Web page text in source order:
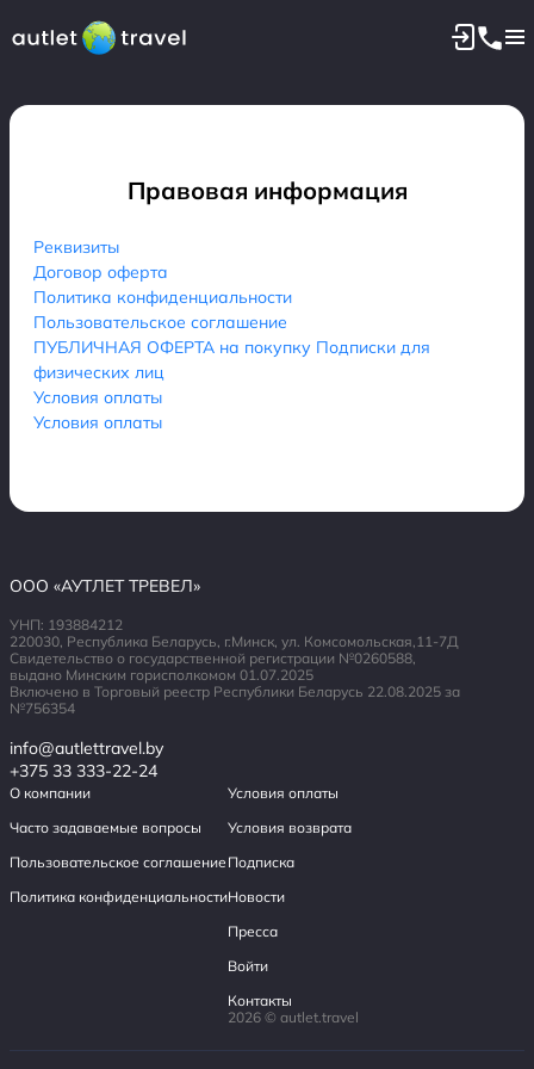
Правовая информация
Реквизиты
Договор оферта
Политика конфиденциальности
Пользовательское соглашение
ПУБЛИЧНАЯ ОФЕРТА на покупку Подписки для
физических лиц
Условия оплаты
Условия оплаты
ООО «АУТЛЕТ ТРЕВЕЛ»
УНП: 193884212
220030, Республика Беларусь, г.Минск, ул. Комсомольская,11-7Д
Свидетельство о государственной регистрации №0260588,
выдано Минским горисполкомом 01.07.2025
Включено в Торговый реестр Республики Беларусь 22.08.2025 за
№756354
info@autlettravel.by
+375 33 333-22-24
О компании
Часто задаваемые вопросы
Пользовательское соглашение
Политика конфиденциальности
Условия оплаты
Условия возврата
Подписка
Новости
Пресса
Войти
Контакты
2026 © autlet.travel